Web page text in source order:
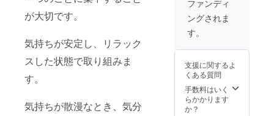
が大切です。
気持ちが安定し、リラック
スした状態で取り組みま
す。
気持ちが散漫なとき、気分
さい。
・ロー
のデザ
お任せ
となり
ます。
どれが
ファンディ
ングされま
す。
支援に関するよ
くある質問
手数料はいく
らかかります
か？